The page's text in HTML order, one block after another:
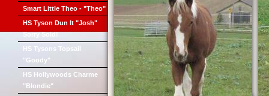
Smart Little Theo - "Theo"
HS Tyson Dun It "Josh"
Sorry Sold!
HS Tysons Topsail
"Goody"
HS Hollywoods Charme
"Blondie"